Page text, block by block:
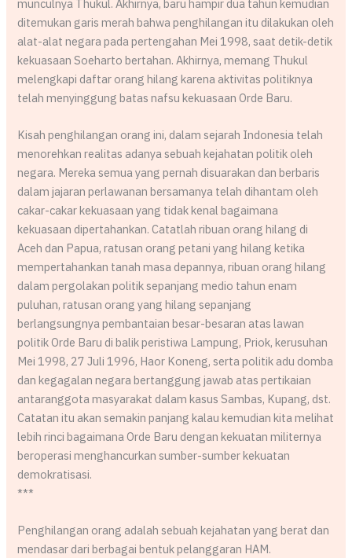
munculnya Thukul. Akhirnya, baru hampir dua tahun kemudian
ditemukan garis merah bahwa penghilangan itu dilakukan oleh
alat-alat negara pada pertengahan Mei 1998, saat detik-detik
kekuasaan Soeharto bertahan. Akhirnya, memang Thukul
melengkapi daftar orang hilang karena aktivitas politiknya
telah menyinggung batas nafsu kekuasaan Orde Baru.
Kisah penghilangan orang ini, dalam sejarah Indonesia telah
menorehkan realitas adanya sebuah kejahatan politik oleh
negara. Mereka semua yang pernah disuarakan dan berbaris
dalam jajaran perlawanan bersamanya telah dihantam oleh
cakar-cakar kekuasaan yang tidak kenal bagaimana
kekuasaan dipertahankan. Catatlah ribuan orang hilang di
Aceh dan Papua, ratusan orang petani yang hilang ketika
mempertahankan tanah masa depannya, ribuan orang hilang
dalam pergolakan politik sepanjang medio tahun enam
puluhan, ratusan orang yang hilang sepanjang
berlangsungnya pembantaian besar-besaran atas lawan
politik Orde Baru di balik peristiwa Lampung, Priok, kerusuhan
Mei 1998, 27 Juli 1996, Haor Koneng, serta politik adu domba
dan kegagalan negara bertanggung jawab atas pertikaian
antaranggota masyarakat dalam kasus Sambas, Kupang, dst.
Catatan itu akan semakin panjang kalau kemudian kita melihat
lebih rinci bagaimana Orde Baru dengan kekuatan militernya
beroperasi menghancurkan sumber-sumber kekuatan
demokratisasi.
***
Penghilangan orang adalah sebuah kejahatan yang berat dan
mendasar dari berbagai bentuk pelanggaran HAM.